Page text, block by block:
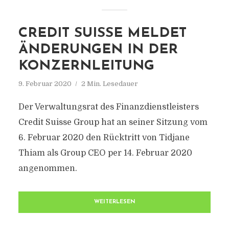
CREDIT SUISSE MELDET
ÄNDERUNGEN IN DER
KONZERNLEITUNG
9. Februar 2020 2 Min. Lesedauer
Der Verwaltungsrat des Finanzdienstleisters
Credit Suisse Group hat an seiner Sitzung vom
6. Februar 2020 den Rücktritt von Tidjane
Thiam als Group CEO per 14. Februar 2020
angenommen.
WEITERLESEN